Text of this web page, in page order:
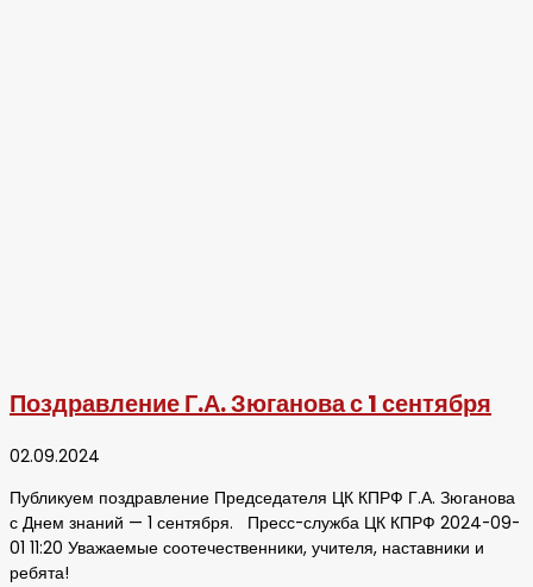
Поздравление Г.А. Зюганова с 1 сентября
02.09.2024
Публикуем поздравление Председателя ЦК КПРФ Г.А. Зюганова
с Днем знаний — 1 сентября. Пресс-служба ЦК КПРФ 2024-09-
01 11:20 Уважаемые соотечественники, учителя, наставники и
ребята!